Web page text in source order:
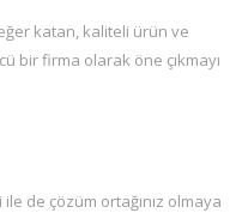
katan, kaliteli ürün ve
bir firma olarak öne çıkmayı
de çözüm ortağınız olmaya